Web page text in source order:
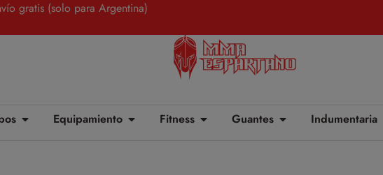
gratis (solo para Argentina)
Equipamiento Fitness Guantes Indumentaria